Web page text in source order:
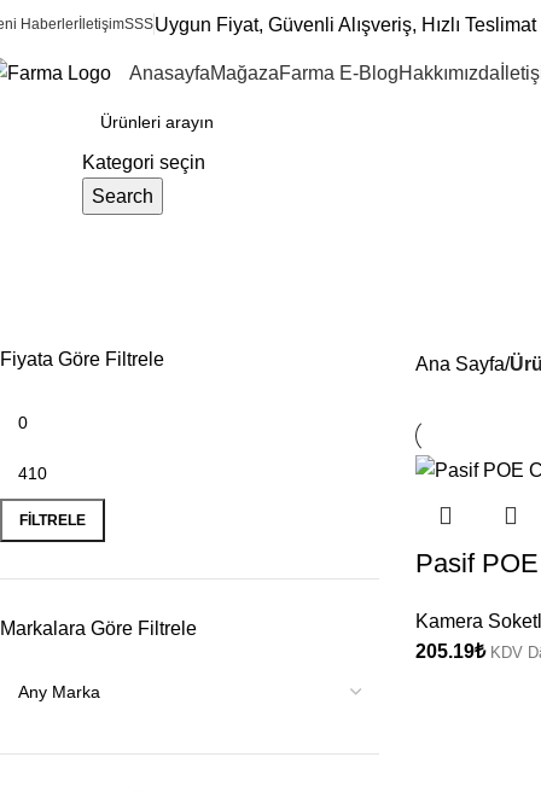
Haberler İletişimSSSUygun Fiyat, Güvenli Alışveriş, Hızlı
AnasayfaMağazaFarma E-BlogHakkımızda
Kategori seçin
Search
Fiyata Göre Filtrele
FILTRELE
Markalara Göre Filtrele
Ana Sayfa
Pasif
Kamera
205.19₺ KDV